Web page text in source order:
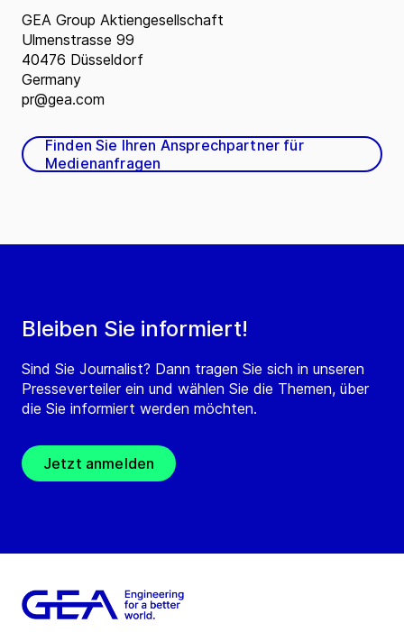
Bleiben Sie informiert!
Sind Sie Journalist? Dann tragen Sie sich in unseren
Presseverteiler ein und wählen Sie die Themen, über
die Sie informiert werden möchten.
Jetzt anmelden
GEA Group Aktiengesellschaft
Ulmenstrasse 99
40476 Düsseldorf
Germany
pr@gea.com
Finden Sie Ihren Ansprechpartner für
Medienanfragen